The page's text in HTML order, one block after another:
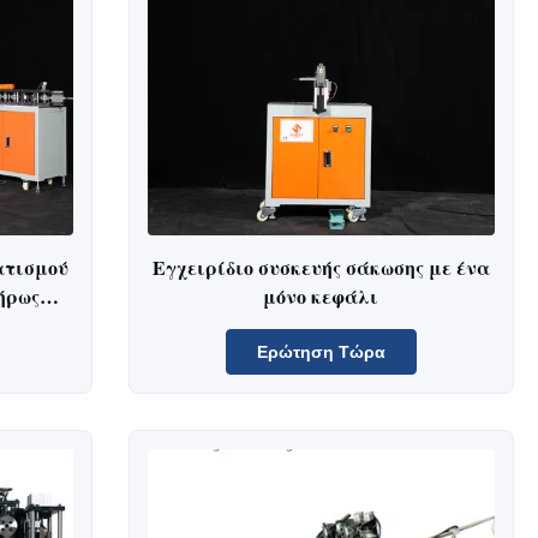
Εγχειρίδιο συσκευής σάκωσης με ένα
μόνο κεφάλι
Ερώτηση Τώρα